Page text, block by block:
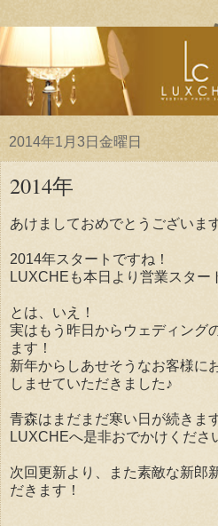
2014年1月3日金曜日
2014年
あけましておめでとうございま
2014年スタートですね！
LUXCHEも本日より営業スター
とは、いえ！
実はもう昨日からウェディング
ます！
新年からしあせそうなお客様に
しませていただきました♪
青森はまだまだ寒い日が続きま
LUXCHEへ是非おでかけくださ
次回更新より、また素敵な新郎
だきます！